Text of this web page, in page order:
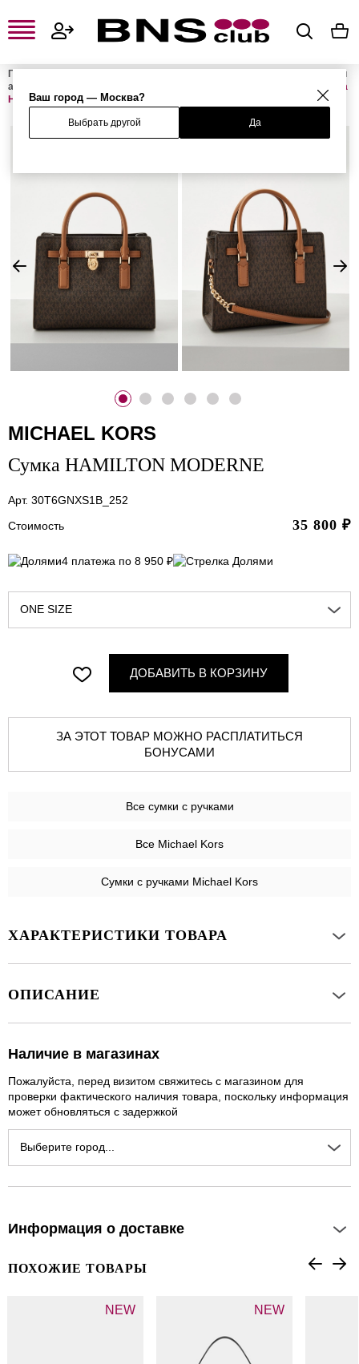
Ваш город — Москва?
Выбрать другой Да
Главная
Женские сумки и
аксессуары
Сумка
HAMILTON MODERNE
MICHAEL KORS
Сумка HAMILTON MODERNE
Арт. 30T6GNXS1B_252
Стоимость
35 800 ₽
4 платежа по 8 950 ₽
ONE SIZE
ДОБАВИТЬ В КОРЗИНУ
ЗА ЭТОТ ТОВАР МОЖНО РАСПЛАТИТЬСЯ
БОНУСАМИ
Все сумки с ручками
Все Michael Kors
Сумки с ручками Michael Kors
ХАРАКТЕРИСТИКИ ТОВАРА
ОПИСАНИЕ
Наличие в магазинах
Пожалуйста, перед визитом свяжитесь с магазином для
проверки фактического наличия товара, поскольку информация
может обновляться с задержкой
Выберите город...
Информация о доставке
ПОХОЖИЕ ТОВАРЫ
NEW NEW